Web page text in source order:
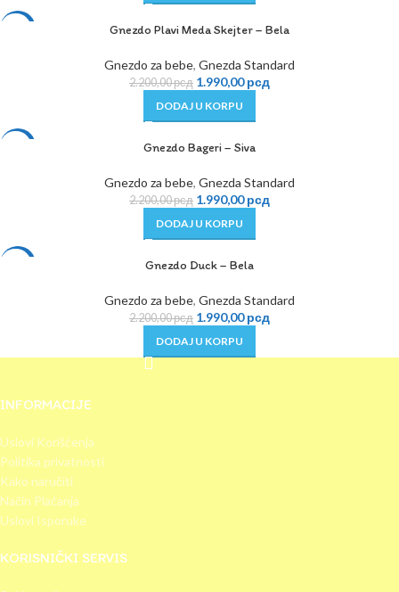
Gnezdo Plavi Meda Skejter – Bela
Gnezdo za bebe, Gnezda Standard
2.200,00рсд 1.990,00рсд
DODAJ U KORPU
Gnezdo Bageri – Siva
Gnezdo za bebe, Gnezda Standard
2.200,00рсд 1.990,00рсд
DODAJ U KORPU
Gnezdo Duck – Bela
Gnezdo za bebe, Gnezda Standard
2.200,00рсд 1.990,00рсд
DODAJ U KORPU
INFORMACIJE
Uslovi Korišćenja
Politika privatnosti
Kako naručiti
Način Plaćanja
Uslovi Isporuke
KORISNIČKI SERVIS